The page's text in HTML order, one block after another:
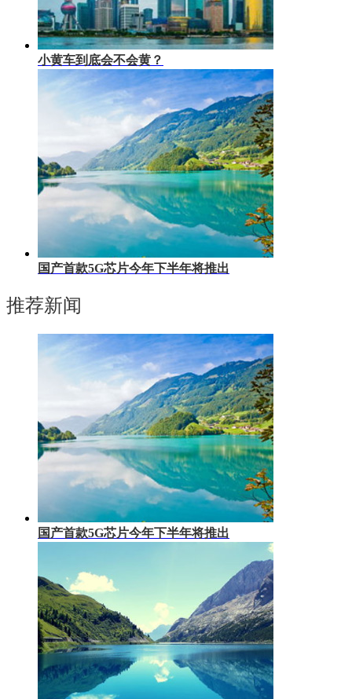
小黄车到底会不会黄？
国产首款5G芯片今年下半年将推出
推荐新闻
国产首款5G芯片今年下半年将推出